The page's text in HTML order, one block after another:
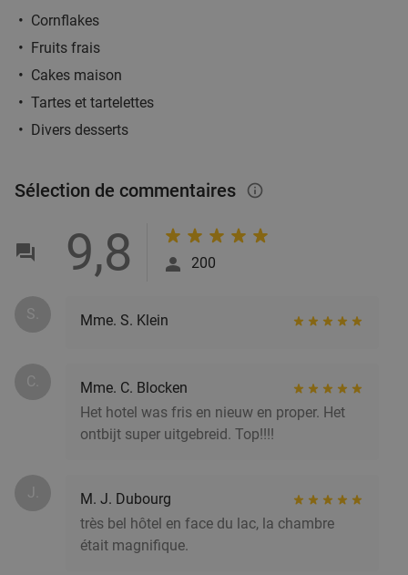
Cornflakes
Fruits frais
Cakes maison
Tartes et tartelettes
Divers desserts
Sélection de commentaires info_outlined
9,8 200
S. Mme. S. Klein
C.
Mme. C. Blocken
Het hotel was fris en nieuw en proper. Het
ontbijt super uitgebreid. Top!!!!
J.
M. J. Dubourg
très bel hôtel en face du lac, la chambre
était magnifique.